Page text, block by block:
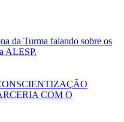
da Turma falando sobre os
ALESP.
COM O